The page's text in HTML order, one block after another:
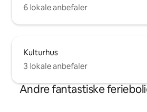
6 lokale anbefaler
Kulturhus
3 lokale anbefaler
Andre fantastiske